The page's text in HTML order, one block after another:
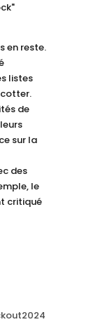
en reste.
listes
de
sur la
des
le
critiqué